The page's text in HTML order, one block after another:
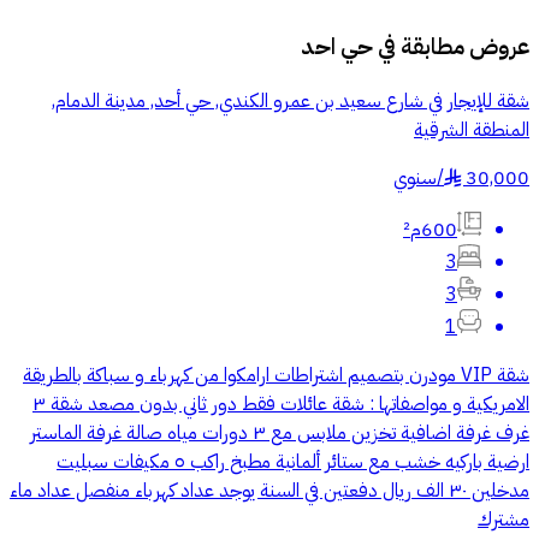
عروض مطابقة فيحي احد
شقة للإيجار في شارع سعيد بن عمرو الكندي, حي أحد, مدينة الدمام,
المنطقة الشرقية
30,000
§
/سنوي
600م²
3
3
1
شقة VIP مودرن بتصميم اشتراطات ارامكوا من كهرباء و سباكة بالطريقة
الامريكية و مواصفاتها : شقة عائلات فقط دور ثاني بدون مصعد شقة ٣
غرف غرفة اضافية تخزين ملابس مع ٣ دورات مياه صالة غرفة الماستر
ارضية باركيه خشب مع ستائر ألمانية مطبخ راكب ٥ مكيفات سبليت
مدخلين ٣٠ الف ريال دفعتين في السنة يوجد عداد كهرباء منفصل عداد ماء
مشترك